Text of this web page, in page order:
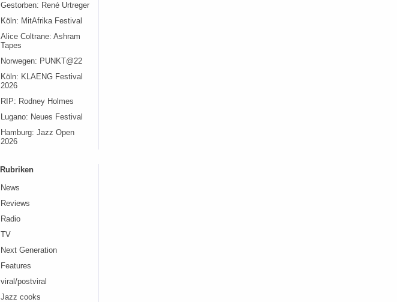
Gestorben: René Urtreger
Köln: MitAfrika Festival
Alice Coltrane: Ashram
Tapes
Norwegen: PUNKT@22
Köln: KLAENG Festival
2026
RIP: Rodney Holmes
Lugano: Neues Festival
Hamburg: Jazz Open
2026
Rubriken
News
Reviews
Radio
TV
Next Generation
Features
viral/postviral
Jazz cooks